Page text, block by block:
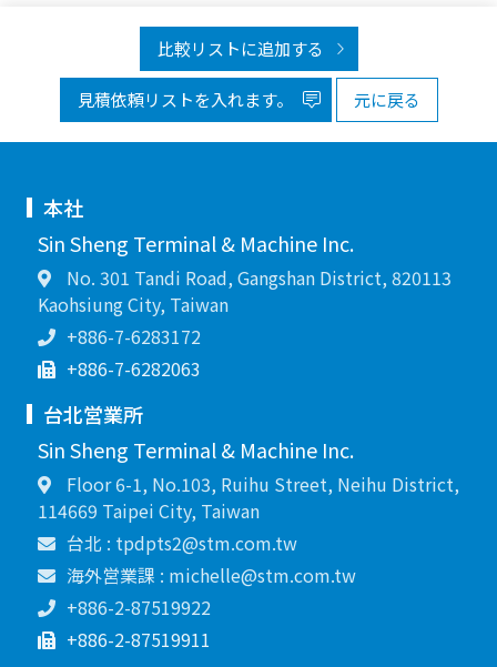
比較リストに追加する
見積依頼リストを入れます。 元に戻る
本社
Sin Sheng Terminal & Machine Inc.
No. 301 Tandi Road, Gangshan District, 820113
Kaohsiung City, Taiwan
+886-7-6283172
+886-7-6282063
台北営業所
Sin Sheng Terminal & Machine Inc.
Floor 6-1, No.103, Ruihu Street, Neihu District,
114669 Taipei City, Taiwan
台北 : tpdpts2@stm.com.tw
海外営業課 : michelle@stm.com.tw
+886-2-87519922
+886-2-87519911